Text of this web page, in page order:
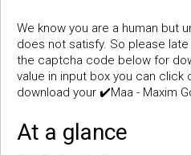
We know you are a human but
does not satisfy. So please
the captcha code below for
value in input box you can click
download your ✔️Maa - Maxim
At a glance